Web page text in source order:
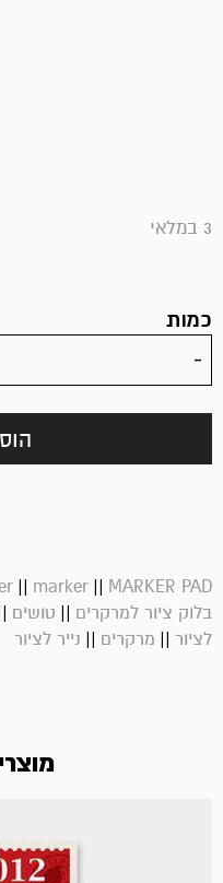
3 במלאי
כמות
|| marker || MARKER PAD
בלוק ציור למרקרים || טושים
לציור || מרקרים || נייר לציור